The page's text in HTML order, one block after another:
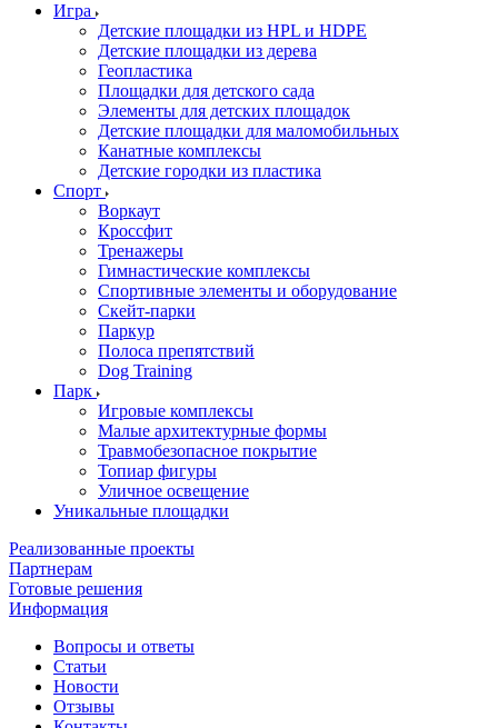
Игра
Детские площадки из HPL и HDPE
Детские площадки из дерева
Геопластика
Площадки для детского сада
Элементы для детских площадок
Детские площадки для маломобильных
Канатные комплексы
Детские городки из пластика
Спорт
Воркаут
Кроссфит
Тренажеры
Гимнастические комплексы
Спортивные элементы и оборудование
Скейт-парки
Паркур
Полоса препятствий
Dog Training
Парк
Игровые комплексы
Малые архитектурные формы
Травмобезопасное покрытие
Топиар фигуры
Уличное освещение
Уникальные площадки
Реализованные проекты
Партнерам
Готовые решения
Информация
Вопросы и ответы
Статьи
Новости
Отзывы